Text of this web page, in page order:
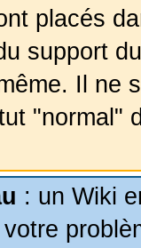
placés
support
Il ne
"normal"
: un Wiki